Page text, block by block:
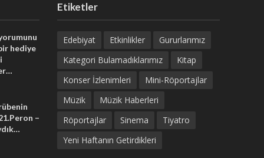
hediye
–
Etiketler
Edebiyat Etkinlikler
Gururlarımız
Kategori Bulamadıklarımız
Kitap
Konser İzlenimleri
Mini-Röportajlar
Müzik
Müzik Haberleri
Röportajlar
Sinema
Tiyatro
Yeni Haftanın Getirdikleri